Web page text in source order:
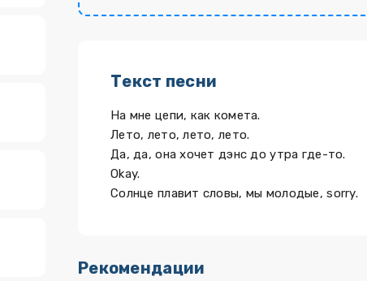
Текст песни
На мне цепи, как комета.
Лето, лето, лето, лето.
Да, да, она хочет дэнс до утра где-то.
Okay.
Солнце плавит словы, мы молодые, sorry.
Рекомендации